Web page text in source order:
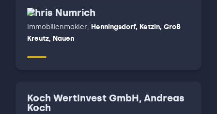
Chris Numrich
Immobilienmakler, Henningsdorf, Ketzin, Groß
Kreutz, Nauen
Koch WertInvest GmbH, Andreas
Koch